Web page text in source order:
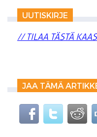
UUTISKIRJE
// TILAA TÄSTÄ
JAA TÄMÄ